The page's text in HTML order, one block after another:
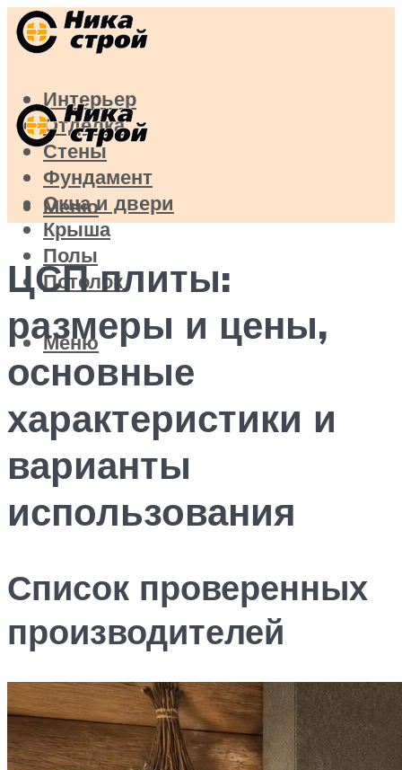
Интерьер
Отделка
Стены
Фундамент
Окна и двери
Крыша
Полы
Потолок
Меню
Меню
ЦСП плиты:
размеры и цены,
основные
характеристики и
варианты
использования
Список проверенных
производителей